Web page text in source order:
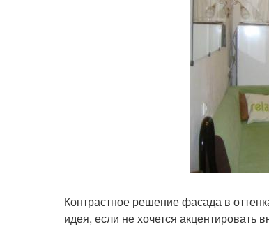
Контрастное решение фасада в
идея, если не хочется акцентировать